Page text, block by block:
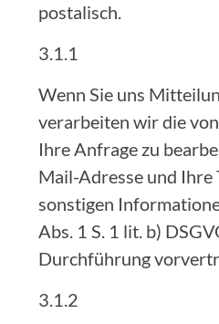
postalisch.
3.1.1
Wenn Sie uns
verarbeiten wir die
Ihre Anfrage zu
Mail-Adresse und Ihre
sonstigen
Abs. 1 S. 1 lit. b)
Durchführung
3.1.2